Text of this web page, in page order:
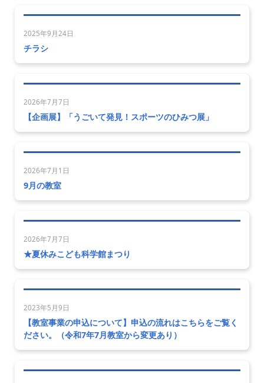
2025年9月24日
チラシ
2026年7月7日
【企画展】「うごいて発見！スポーツのひみつ展」
2026年7月1日
9月の教室
2026年7月7日
★夏休みこども科学館まつり
2023年5月9日
【教室事業の申込について】申込の流れはこちらをご覧く
ださい。（令和7年7月教室から変更あり）